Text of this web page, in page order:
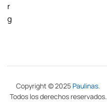
r
g
Copyright © 2025 Paulinas.
Todos los derechos reservados.